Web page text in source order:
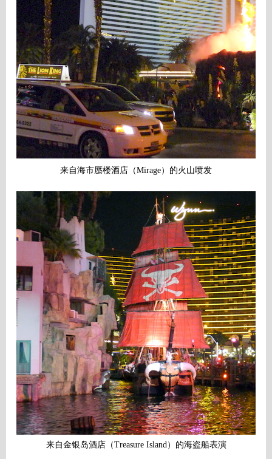
来自海市蜃楼酒店（Mirage）的火山喷发
来自金银岛酒店（Treasure Island）的海盗船表演